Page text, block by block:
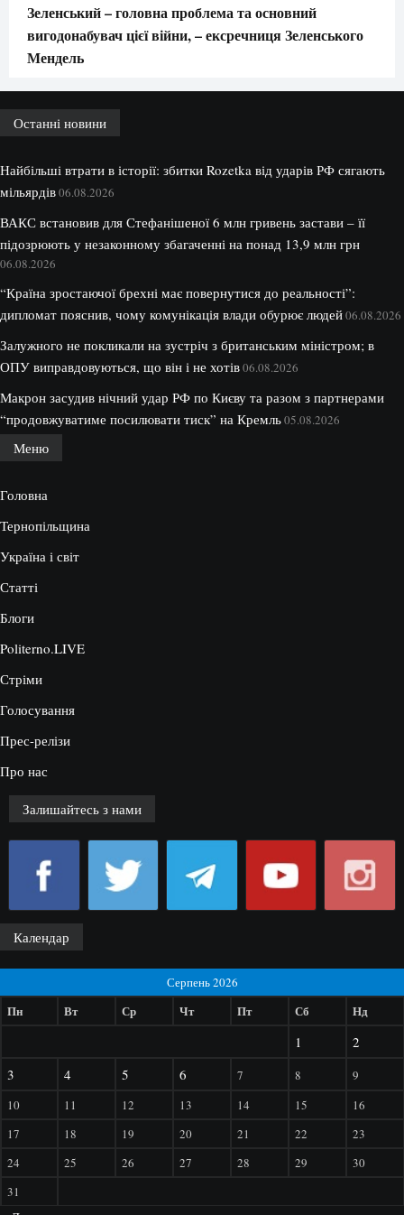
Зеленський – головна проблема та основний
вигодонабувач цієї війни, – ексречниця Зеленського
Мендель
Останні новини
Найбільші втрати в історії: збитки Rozetka від ударів РФ сягають
мільярдів06.08.2026
ВАКС встановив для Стефанішеної 6 млн гривень застави – її
підозрюють у незаконному збагаченні на понад 13,9 млн грн
06.08.2026
“Країна зростаючої брехні має повернутися до реальності”:
дипломат пояснив, чому комунікація влади обурює людей06.08.2026
Залужного не покликали на зустріч з британським міністром; в
ОПУ виправдовуються, що він і не хотів06.08.2026
Макрон засудив нічний удар РФ по Києву та разом з партнерами
“продовжуватиме посилювати тиск” на Кремль05.08.2026
Меню
Головна
Тернопільщина
Україна і світ
Статті
Блоги
Politerno.LIVE
Стріми
Голосування
Прес-релізи
Про нас
Залишайтесь з нами
Календар
Серпень 2026
Пн Вт Ср Чт Пт Сб Нд
1
2
3
4 5 6 7 8
9
10
11 12 13 14 15
16
17
18 19 20 21 22
23
24
25 26 27 28 29
30
31